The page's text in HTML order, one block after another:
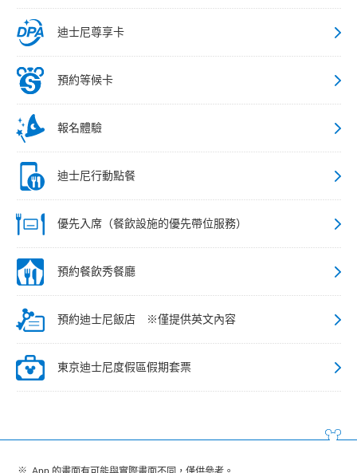
迪士尼尊享卡
預約等候卡
報名體驗
迪士尼行動點餐
優先入席（餐飲設施的優先帶位服務）
預約餐飲秀餐廳
預約迪士尼飯店 ※僅提供英文內容
東京迪士尼度假區假期套票